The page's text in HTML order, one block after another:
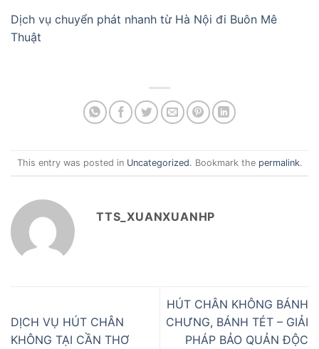
Dịch vụ chuyển phát nhanh từ Hà Nội đi Buôn Mê
Thuật
This entry was posted in Uncategorized. Bookmark the permalink.
TTS_XUANXUANHP
DỊCH VỤ HÚT CHÂN
KHÔNG TẠI CẦN THƠ
HÚT CHÂN KHÔNG BÁNH
CHƯNG, BÁNH TÉT – GIẢI
PHÁP BẢO QUẢN ĐỘC